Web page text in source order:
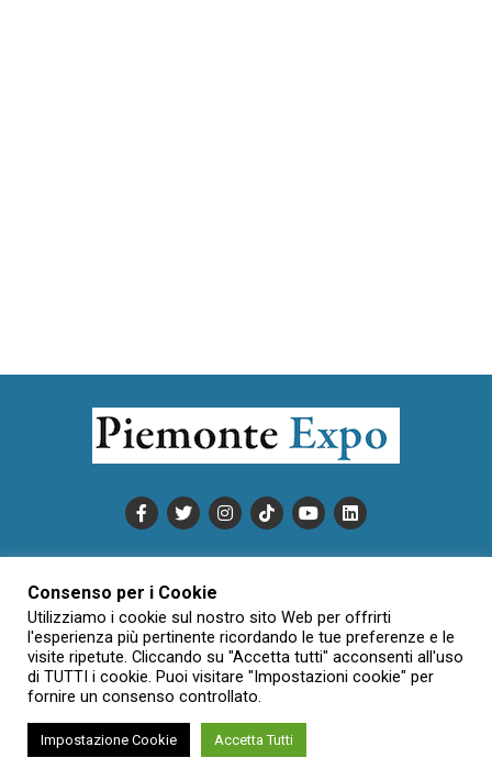
INFORMATIVA SULLA PRIVACY
CONDIZIONI DI UTILIZZO
DATI SOCIETARI
NOVAJO
CREDITS
CONTATTTI
Creative Commons Attribuzione - Non commerciale - Non opere
Consenso per i Cookie
Utilizziamo i cookie sul nostro sito Web per offrirti
l'esperienza più pertinente ricordando le tue preferenze e le
visite ripetute. Cliccando su "Accetta tutti" acconsenti all'uso
di TUTTI i cookie. Puoi visitare "Impostazioni cookie" per
fornire un consenso controllato.
Impostazione Cookie Accetta Tutti